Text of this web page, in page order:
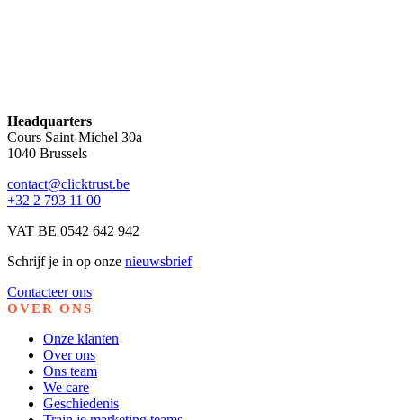
Headquarters
Cours Saint-Michel 30a
1040 Brussels
contact@clicktrust.be
+32 2 793 11 00
VAT BE 0542 642 942
Schrijf je in op onze nieuwsbrief
Contacteer ons
OVER ONS
Onze klanten
Over ons
Ons team
We care
Geschiedenis